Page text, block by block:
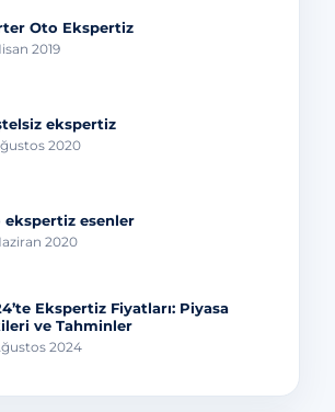
Oto Ekspertiz
2019
ekspertiz
2020
ekspertiz esenler
2020
Ekspertiz Fiyatları: Piyasa
ve Tahminler
2024